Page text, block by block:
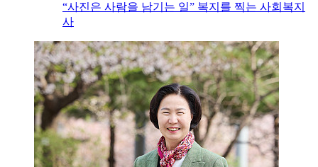
“사진은 사람을 남기는 일” 복지를 찍는 사회복지
사